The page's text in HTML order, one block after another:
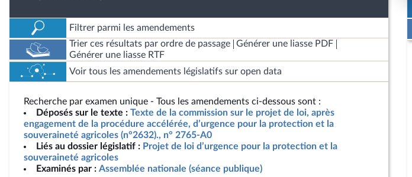
Filtrer parmi les amendements
Trier ces résultats par ordre de passage
Générer une liasse PDF
Générer une liasse RTF
Voir tous les amendements législatifs sur open data
Recherche par examen unique - Tous les amendements ci-dessous sont :
Déposés sur le texte : Texte de la commission sur le projet de loi, après
engagement de la procédure accélérée, d’urgence pour la protection et la
souveraineté agricoles (n°2632)., n° 2765-A0
Liés au dossier législatif : Projet de loi d’urgence pour la protection et la
souveraineté agricoles
Examinés par : Assemblée nationale (séance publique)